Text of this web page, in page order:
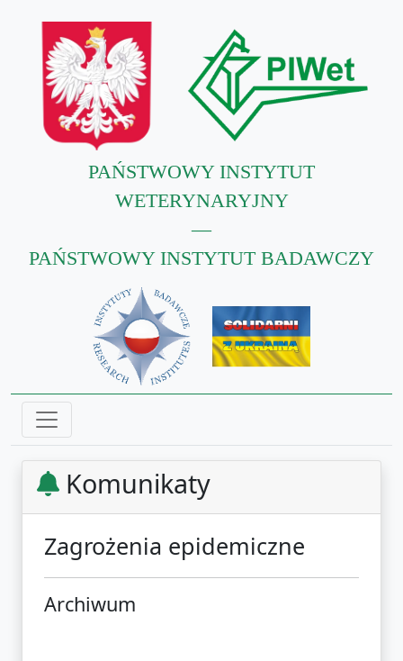
PAŃSTWOWY INSTYTUT
WETERYNARYJNY
—
PAŃSTWOWY INSTYTUT BADAWCZY
Komunikaty
Zagrożenia epidemiczne
Archiwum